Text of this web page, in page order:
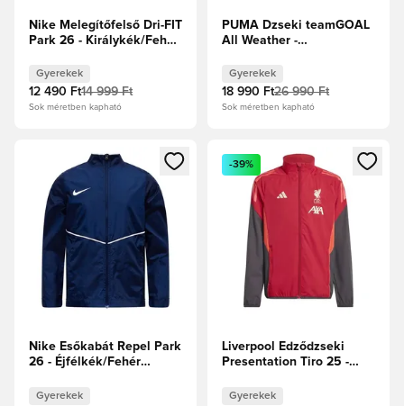
Nike Melegítőfelső Dri-FIT
Park 26 - Királykék/Fehér
Gyerekek
12 490 Ft14 999 Ft
Sok méretben kapható
PUMA Dzseki teamGOAL
All Weather -
Gyerekek
18 990 Ft26 990 Ft
Sok méretben kapható
Megnyit egy modált a bejelentkezéshez vagy a tagként
Nike Esőkabát Repel Park
26 - Éjfélkék/Fehér
Gyerekek
Megnyit egy modált a
-39%
Liverpool Edződzseki
Presentation Tiro 25 -
Gyerekek